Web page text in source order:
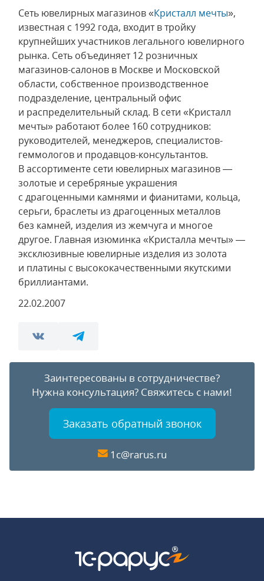
Сеть ювелирных магазинов «Кристалл мечты»,
известная с 1992 года, входит в тройку
крупнейших участников легального ювелирного
рынка. Сеть объединяет 12 розничных
магазинов-салонов в Москве и Московской
области, собственное производственное
подразделение, центральный офис
и распределительный склад. В сети «Кристалл
мечты» работают более 160 сотрудников:
руководителей, менеджеров, специалистов-
геммологов и продавцов-консультантов.
В ассортименте сети ювелирных магазинов —
золотые и серебряные украшения
с драгоценными камнями и фианитами, кольца,
серьги, браслеты из драгоценных металлов
без камней, изделия из жемчуга и многое
другое. Главная изюминка «Кристалла мечты» —
эксклюзивные ювелирные изделия из золота
и платины с высококачественными якутскими
бриллиантами.
22.02.2007
Заинтересованы в сотрудничестве?
Нужна консультация? Свяжитесь с нами!
Заказать обратный звонок
1c@rarus.ru